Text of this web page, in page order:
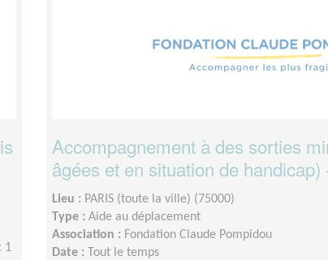
1
Accompagnement à des sorties
âgées et en situation de handicap)
Lieu : PARIS (toute la ville) (75000)
Type : Aide au déplacement
Association : Fondation Claude Pompidou
Date :
Tout le temps